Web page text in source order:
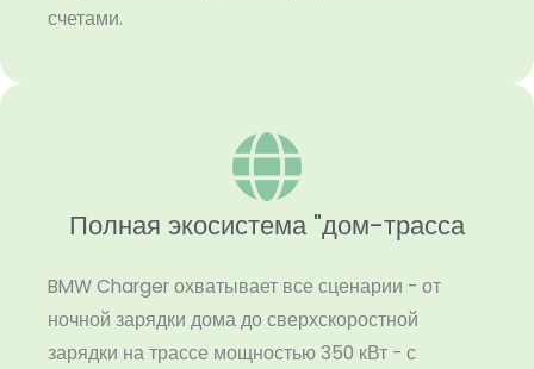
счетами.
Полная экосистема "дом-трасса
BMW Charger охватывает все сценарии - от
ночной зарядки дома до сверхскоростной
зарядки на трассе мощностью 350 кВт - с